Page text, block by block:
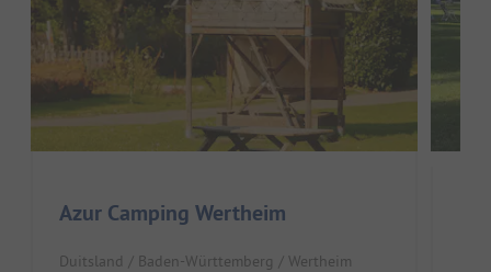
Azur Camping Wertheim
Duitsland / Baden-Württemberg / Wertheim